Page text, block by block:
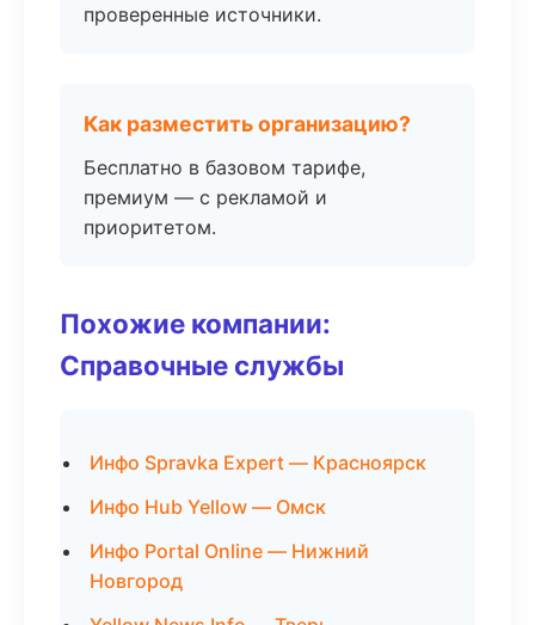
проверенные источники.
Как разместить организацию?
Бесплатно в базовом тарифе,
премиум — с рекламой и
приоритетом.
Похожие компании:
Справочные службы
Инфо Spravka Expert — Красноярск
Инфо Hub Yellow — Омск
Инфо Portal Online — Нижний
Новгород